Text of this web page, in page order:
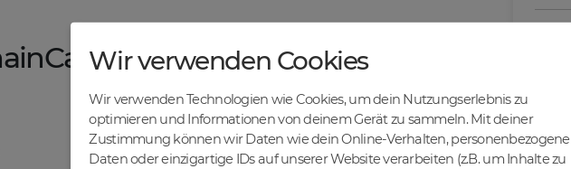
Günstige Preise Kein Gebotsverfahren
*)
Wir verwenden Cookies
Wir verwenden Technologien wie Cookies, um dein Nutzungserlebnis zu
optimieren und Informationen von deinem Gerät zu sammeln. Mit deiner
Zustimmung können wir Daten wie dein Online-Verhalten, personenbezogene
Daten oder einzigartige IDs auf unserer Website verarbeiten (z.B. um Inhalte zu